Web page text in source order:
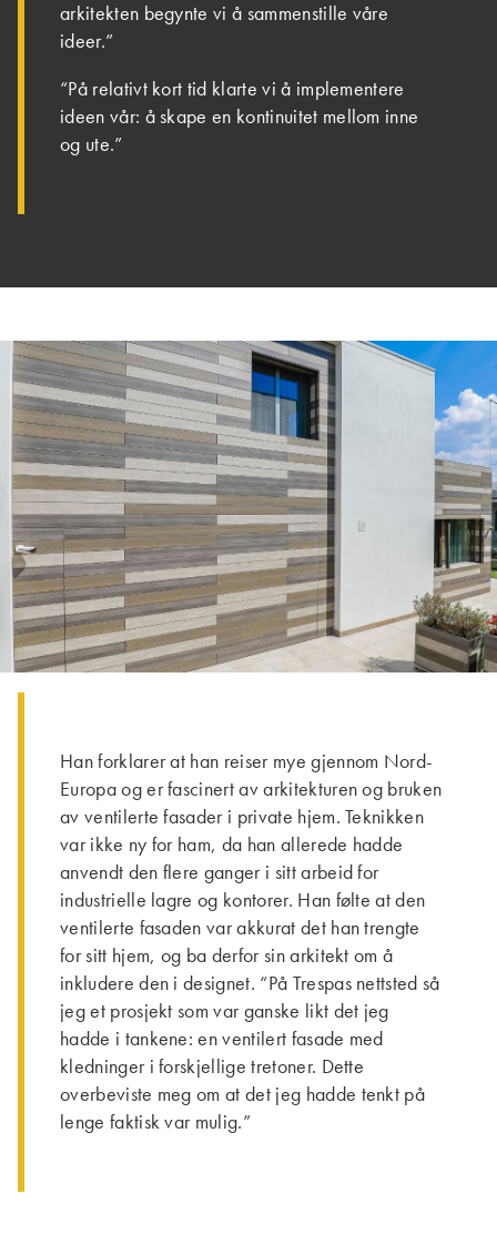
arkitekten begynte vi å sammenstille våre
ideer.”
“På relativt kort tid klarte vi å implementere
ideen vår: å skape en kontinuitet mellom inne
og ute.”
Han forklarer at han reiser mye gjennom Nord-
Europa og er fascinert av arkitekturen og bruken
av ventilerte fasader i private hjem. Teknikken
var ikke ny for ham, da han allerede hadde
anvendt den flere ganger i sitt arbeid for
industrielle lagre og kontorer. Han følte at den
ventilerte fasaden var akkurat det han trengte
for sitt hjem, og ba derfor sin arkitekt om å
inkludere den i designet. “På Trespas nettsted så
jeg et prosjekt som var ganske likt det jeg
hadde i tankene: en ventilert fasade med
kledninger i forskjellige tretoner. Dette
overbeviste meg om at det jeg hadde tenkt på
lenge faktisk var mulig.”